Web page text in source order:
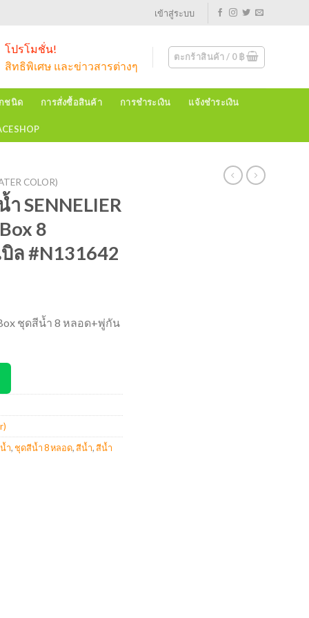
เข้าสู่ระบบ
โปรโมชั่น!
สิทธิพิเศษ และข่าวสารต่างๆ
ตะกร้าสินค้า / 0฿
ชนิด การสั่งซื้อสินค้า การชำระเงิน แจ้งชำระเงิน
COLOR)
SENNELIER
8
ล #N131642
Box ชุดสีน้ำ 8 หลอด+พู่กัน
ำ,ชุดสีน้ำ 8 หลอด,สีน้ำ,สีน้ำ